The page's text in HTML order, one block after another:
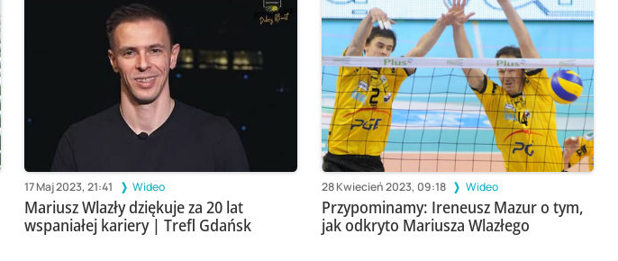
17 Maj 2023, 21:41 Wideo
Mariusz Wlazły dziękuje za 20 lat
wspaniałej kariery | Trefl Gdańsk
28 Kwiecień 2023, 09:18 Wideo
Przypominamy: Ireneusz Mazur o tym,
jak odkryto Mariusza Wlazłego